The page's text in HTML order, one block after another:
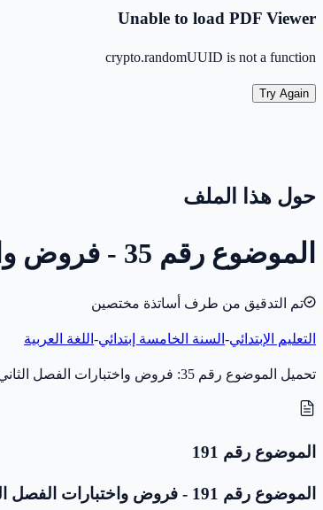
Unable to load PDF Viewer
crypto.randomUUID is not a function
Try Again
حول هذا الملف
الموضوع رقم 35 - فروض واختبارات الفصل الثاني - اللغة العربية - 5 ابتدائي
تم التدقيق من طرف أساتذة مختصين
التعليم الإبتدائي- السنة الخامسة إبتدائي- اللغة العربية
تحميل الموضوع رقم 35: فروض واختبارات الفصل الثاني في مادة اللغة العربية للسنة الخامسة إبتدائي (سنة 2017) بصيغة PDF، مخصّص للاختبار والمراجعة. بدون تصحيح.
الموضوع رقم 191
الموضوع رقم 191 - فروض واختبارات الفصل الثاني - اللغة العربية - 5 ابتدائي